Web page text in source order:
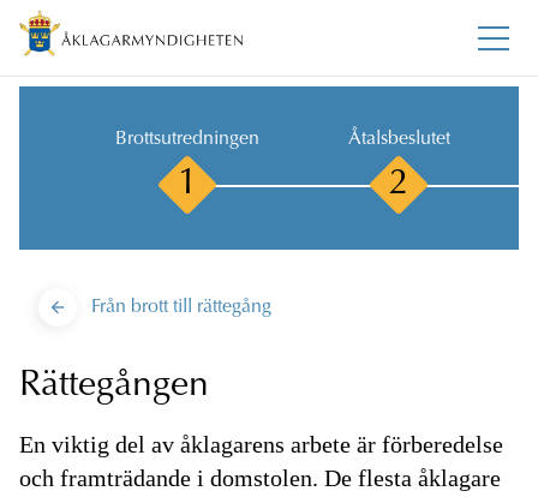
Brottsutredningen
1
Åtalsbeslutet
2
Från brott till rättegång
Rättegången
En viktig del av åklagarens arbete är förberedelse
och framträdande i domstolen. De flesta åklagare